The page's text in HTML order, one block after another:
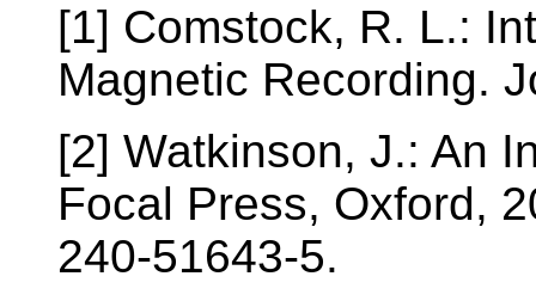
[1] Comstock, R. L.:
Magnetic Recording.
[2] Watkinson, J.: An
Focal Press, Oxford,
240-51643-5.